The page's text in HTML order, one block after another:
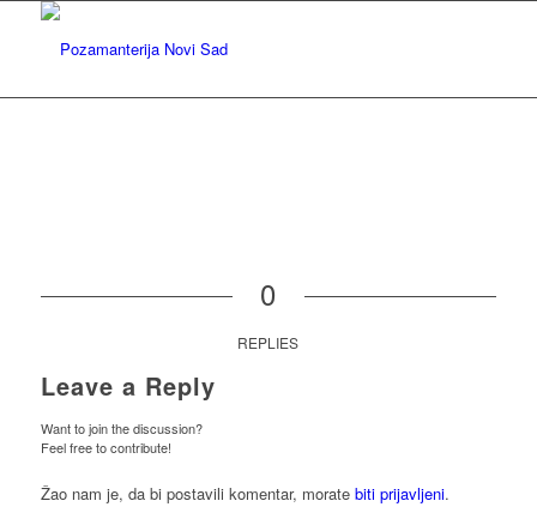
0
REPLIES
Leave a Reply
Want to join the discussion?
Feel free to contribute!
Žao nam je, da bi postavili komentar, morate biti prijavljeni.